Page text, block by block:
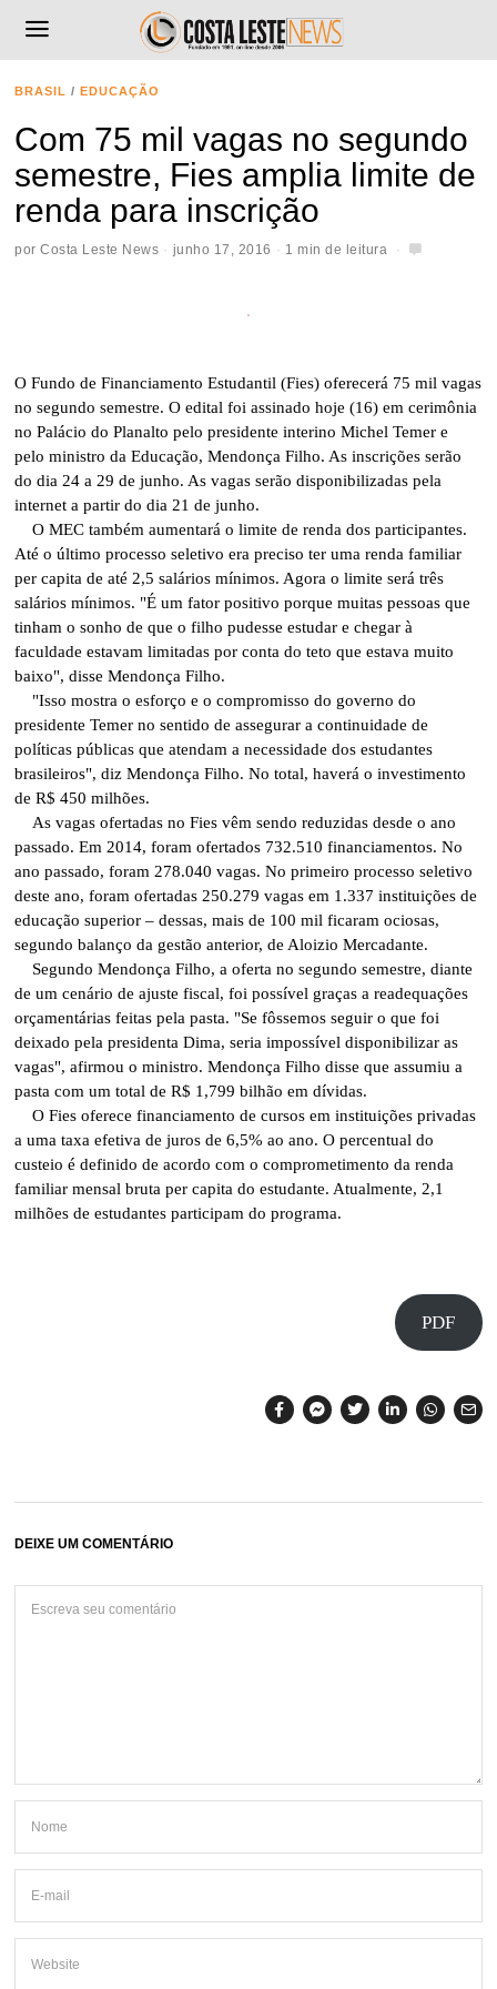
BRASIL / EDUCAÇÃO
Com 75 mil vagas no segundo
semestre, Fies amplia limite de
renda para inscrição
porCosta Leste News junho 17, 2016 1 min de leitura
O Fundo de Financiamento Estudantil (Fies) oferecerá 75 mil vagas
no segundo semestre. O edital foi assinado hoje (16) em cerimônia
no Palácio do Planalto pelo presidente interino Michel Temer e
pelo ministro da Educação, Mendonça Filho. As inscrições serão
do dia 24 a 29 de junho. As vagas serão disponibilizadas pela
internet a partir do dia 21 de junho.
O MEC também aumentará o limite de renda dos participantes.
Até o último processo seletivo era preciso ter uma renda familiar
per capita de até 2,5 salários mínimos. Agora o limite será três
salários mínimos. "É um fator positivo porque muitas pessoas que
tinham o sonho de que o filho pudesse estudar e chegar à
faculdade estavam limitadas por conta do teto que estava muito
baixo", disse Mendonça Filho.
"Isso mostra o esforço e o compromisso do governo do
presidente Temer no sentido de assegurar a continuidade de
políticas públicas que atendam a necessidade dos estudantes
brasileiros", diz Mendonça Filho. No total, haverá o investimento
de R$ 450 milhões.
As vagas ofertadas no Fies vêm sendo reduzidas desde o ano
passado. Em 2014, foram ofertados 732.510 financiamentos. No
ano passado, foram 278.040 vagas. No primeiro processo seletivo
deste ano, foram ofertadas 250.279 vagas em 1.337 instituições de
educação superior – dessas, mais de 100 mil ficaram ociosas,
segundo balanço da gestão anterior, de Aloizio Mercadante.
Segundo Mendonça Filho, a oferta no segundo semestre, diante
de um cenário de ajuste fiscal, foi possível graças a readequações
orçamentárias feitas pela pasta. "Se fôssemos seguir o que foi
deixado pela presidenta Dima, seria impossível disponibilizar as
vagas", afirmou o ministro. Mendonça Filho disse que assumiu a
pasta com um total de R$ 1,799 bilhão em dívidas.
O Fies oferece financiamento de cursos em instituições privadas
a uma taxa efetiva de juros de 6,5% ao ano. O percentual do
custeio é definido de acordo com o comprometimento da renda
familiar mensal bruta per capita do estudante. Atualmente, 2,1
milhões de estudantes participam do programa.
PDF
DEIXE UM COMENTÁRIO